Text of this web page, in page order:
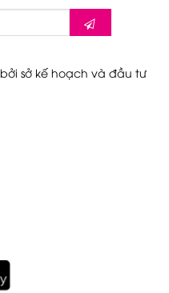
sở kế hoạch và đầu tư